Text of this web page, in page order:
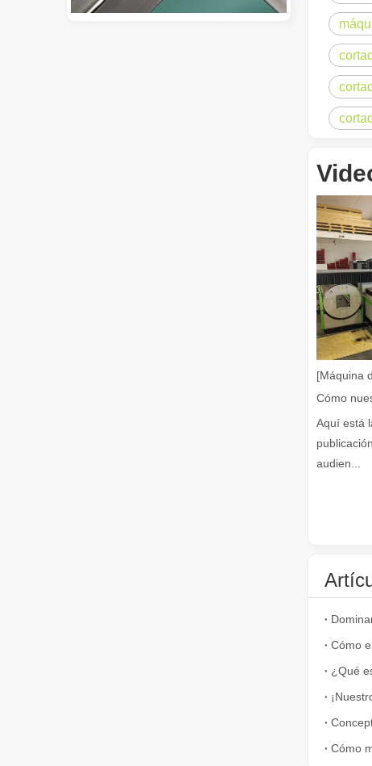
Guía 2026: Cómo las máquinas cortadoras de tubos por
El corte por láser de tubos es una tecnología clave en la
El corte de metal por láser es un método de precisión
El corte por láser de láminas de metal es un método de
[Máquina
Aquí está
audien...
¿Qué